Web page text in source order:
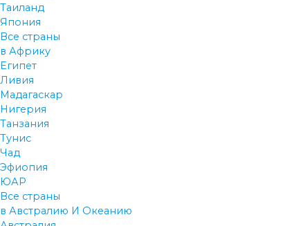
Таиланд
Япония
Все страны
в Африку
Египет
Ливия
Мадагаскар
Нигерия
Танзания
Тунис
Чад
Эфиопия
ЮАР
Все страны
в Австралию И Океанию